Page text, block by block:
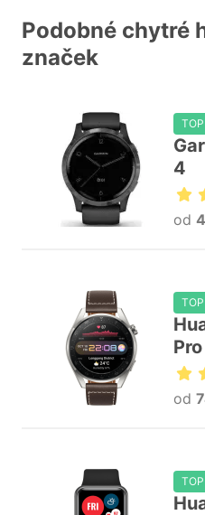
Podobné chytré
značek
4
od
Pro
od